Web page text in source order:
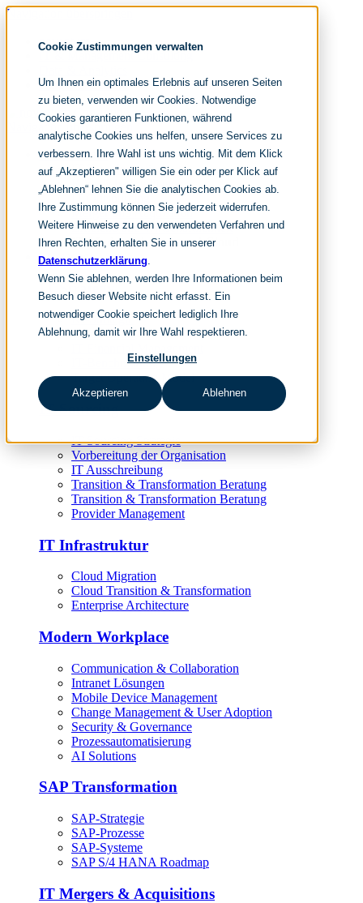
Cookie Zustimmungen verwalten
Um Ihnen ein optimales Erlebnis auf unseren Seiten
zu bieten, verwenden wir Cookies. Notwendige
Cookies garantieren Funktionen, während
analytische Cookies uns helfen, unsere Services zu
verbessern. Ihre Wahl ist uns wichtig. Mit dem Klick
auf „Akzeptieren" willigen Sie ein oder per Klick auf
„Ablehnen“ lehnen Sie die analytischen Cookies ab.
Ihre Zustimmung können Sie jederzeit widerrufen.
Weitere Hinweise zu den verwendeten Verfahren und
Ihren Rechten, erhalten Sie in unserer
Datenschutzerklärung.
Wenn Sie ablehnen, werden Ihre Informationen beim
Besuch dieser Website nicht erfasst. Ein
notwendiger Cookie speichert lediglich Ihre
Ablehnung, damit wir Ihre Wahl respektieren.
Einstellungen
Akzeptieren Ablehnen
Navigation überspringen
noventum
IT & Management Consulting
People & Culture
Navigation überspringen
Fokusthemen
IT Transformation
Künstliche Intelligenz
Merger und Acquisition
Effizienz und Wirtschaftlichkeit
IT-Modernisierung und Cloud
Leistungen
IT Strategy
KI-Strategie
Cloud Strategie
IT-Benchmarking
Target Operating Model
IT Sourcing
IT Sourcing Strategie
Vorbereitung der Organisation
IT Ausschreibung
Transition & Transformation Beratung
Transition & Transformation Beratung
Provider Management
IT Infrastruktur
Cloud Migration
Cloud Transition & Transformation
Enterprise Architecture
Modern Workplace
Communication & Collaboration
Intranet Lösungen
Mobile Device Management
Change Management & User Adoption
Security & Governance
Prozessautomatisierung
AI Solutions
SAP Transformation
SAP-Strategie
SAP-Prozesse
SAP-Systeme
SAP S/4 HANA Roadmap
IT Mergers & Acquisitions